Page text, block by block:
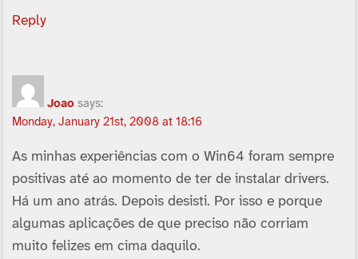
Reply
Joao says:
Monday, January 21st, 2008 at 18:16
As minhas experiências com o Win64 foram sempre
positivas até ao momento de ter de instalar drivers.
Há um ano atrás. Depois desisti. Por isso e porque
algumas aplicações de que preciso não corriam
muito felizes em cima daquilo.